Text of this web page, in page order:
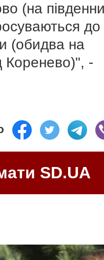
(на
(обидва на
Коренево)", -
SD.UA